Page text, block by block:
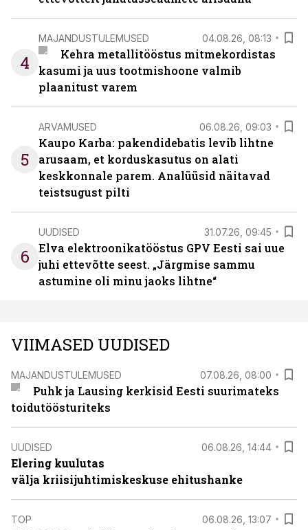
4
MAJANDUSTULEMUSED 04.08.26, 08:13
Kehra metallitööstus mitmekordistas
kasumi ja uus tootmishoone valmib
plaanitust varem
5
ARVAMUSED 06.08.26, 09:03
Kaupo Karba: pakendidebatis levib lihtne
arusaam, et korduskasutus on alati
keskkonnale parem. Analüüsid näitavad
teistsugust pilti
6
UUDISED 31.07.26, 09:45
Elva elektroonikatööstus GPV Eesti sai uue
juhi ettevõtte seest. „Järgmise sammu
astumine oli minu jaoks lihtne“
VIIMASED UUDISED
MAJANDUSTULEMUSED 07.08.26, 08:00
Puhk ja Lausing kerkisid Eesti suurimateks
toidutöösturiteks
UUDISED 06.08.26, 14:44
Elering kuulutas
välja kriisijuhtimiskeskuse ehitushanke
TOP 06.08.26, 13:07